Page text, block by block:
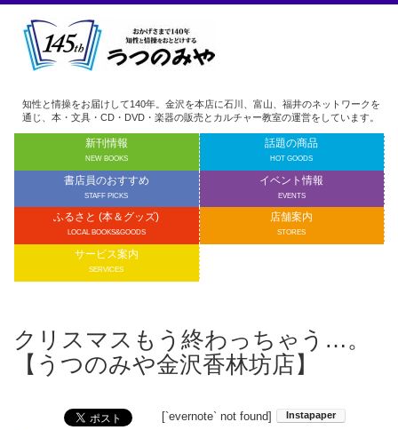
知性と情操をお届けして140年。金沢を本店に石川、富山、福井のネットワークを
通じ、本・文具・CD・DVD・楽器の販売とカルチャー教室の運営をしています。
新刊情報
NEW BOOKS
話題の商品
HOT GOODS
書店員のおすすめ
STAFF PICKS
イベント情報
EVENTS
ふるさと (本＆グッズ)
LOCAL BOOKS&GOODS
店舗案内
STORES
サービス案内
SERVICES
クリスマスもう終わっちゃう…。
【うつのみや金沢香林坊店】
[`evernote` not found]